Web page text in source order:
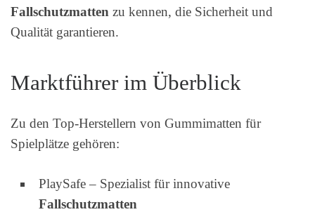
Fallschutzmatten zu kennen, die Sicherheit und
Qualität garantieren.
Marktführer im Überblick
Zu den Top-Herstellern von Gummimatten für
Spielplätze gehören:
PlaySafe – Spezialist für innovative
Fallschutzmatten